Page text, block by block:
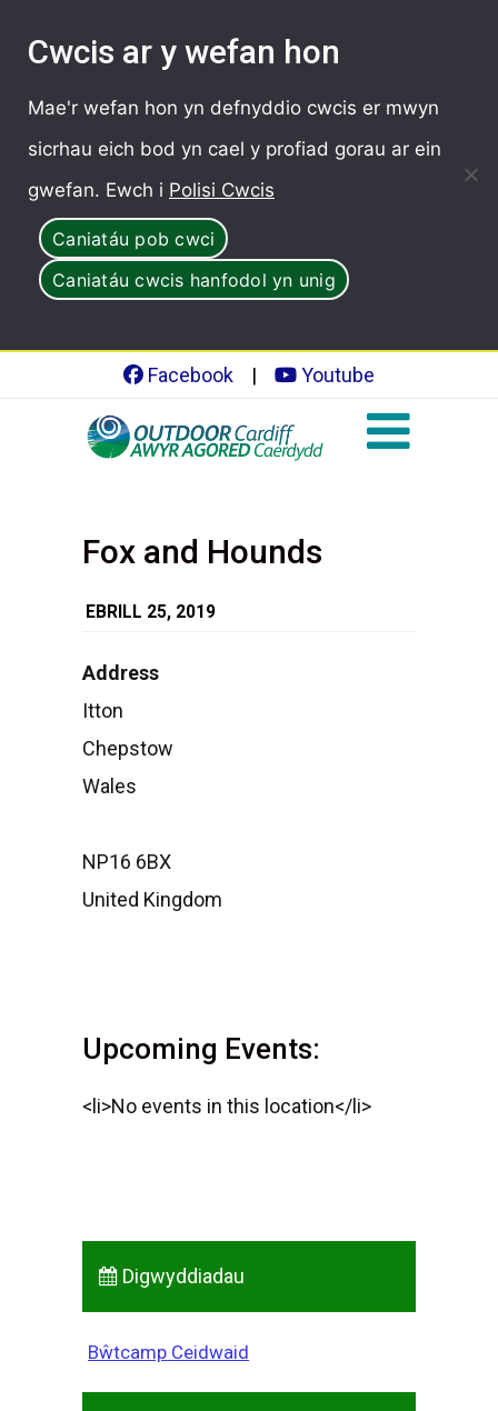
Cwcis ar y wefan hon
Mae'r wefan hon yn defnyddio cwcis er mwyn
sicrhau eich bod yn cael y profiad gorau ar ein
gwefan. Ewch i Polisi Cwcis
Caniatáu pob cwci
Caniatáu cwcis hanfodol yn unig
Facebook | Youtube
Fox and Hounds
EBRILL 25, 2019
Address
Itton
Chepstow
Wales
NP16 6BX
United Kingdom
Upcoming Events:
<li>No events in this location</li>
Digwyddiadau
Bŵtcamp Ceidwaid